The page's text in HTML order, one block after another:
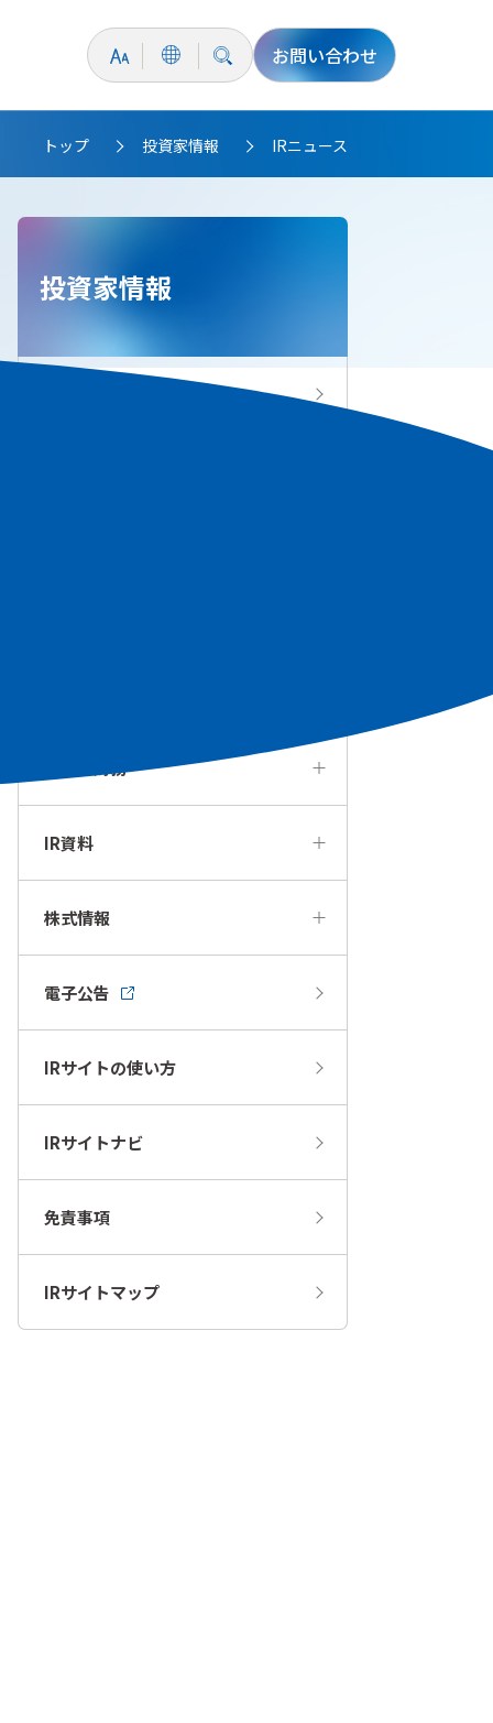
お問い合わせ
トップ >
投資家情報 >
IRニュース
投資家情報
業績・財務
IR資料
株式情報
電子公告
IRサイトの使い方
IRサイトナビ
免責事項
IRサイトマップ